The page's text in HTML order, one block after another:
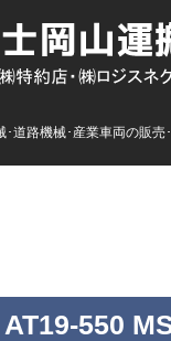
･道路機械･産業車両の販
AT19-550